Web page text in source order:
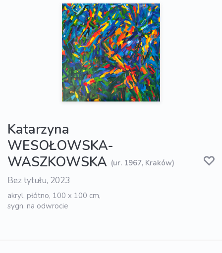
Katarzyna
WESOŁOWSKA-
WASZKOWSKA (ur. 1967, Kraków)
Bez tytułu, 2023
akryl, płótno, 100 x 100 cm,
sygn. na odwrocie